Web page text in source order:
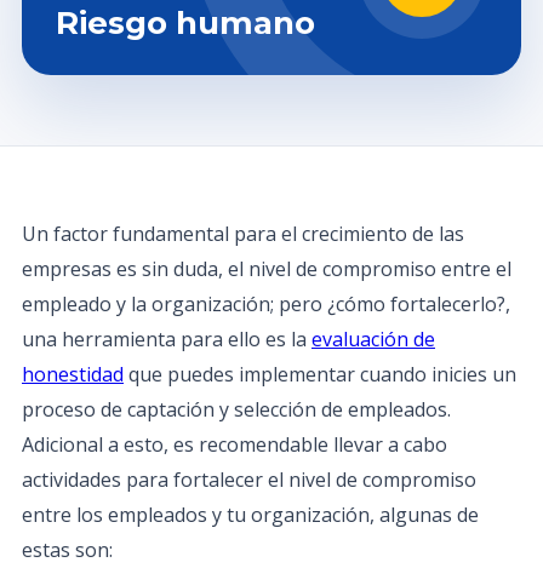
Riesgo humano
Un factor fundamental para el crecimiento de las
empresas es sin duda, el nivel de compromiso entre el
empleado y la organización; pero ¿cómo fortalecerlo?,
una herramienta para ello es la evaluación de
honestidad que puedes implementar cuando inicies un
proceso de captación y selección de empleados.
Adicional a esto, es recomendable llevar a cabo
actividades para fortalecer el nivel de compromiso
entre los empleados y tu organización, algunas de
estas son: